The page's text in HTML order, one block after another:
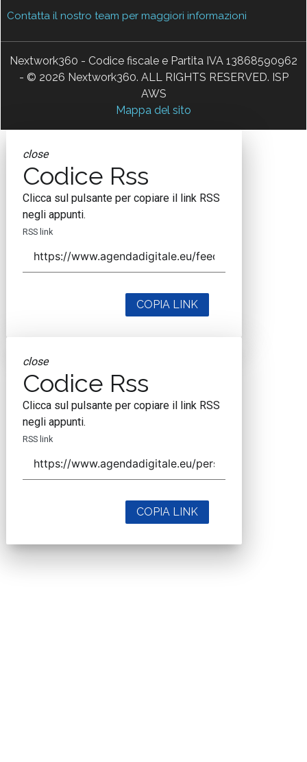
Contatta il nostro team per maggiori informazioni
Nextwork360 - Codice fiscale e Partita IVA 13868590962
- © 2026 Nextwork360. ALL RIGHTS RESERVED. ISP
AWS
Mappa del sito
close
Codice Rss
Clicca sul pulsante per copiare il link RSS
negli appunti.
RSS link
COPIA LINK
close
Codice Rss
Clicca sul pulsante per copiare il link RSS
negli appunti.
RSS link
COPIA LINK